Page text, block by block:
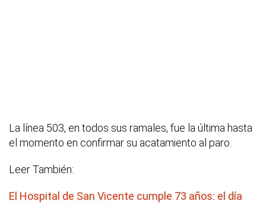
La línea 503, en todos sus ramales, fue la última hasta
el momento en confirmar su acatamiento al paro.
Leer También:
El Hospital de San Vicente cumple 73 años: el día